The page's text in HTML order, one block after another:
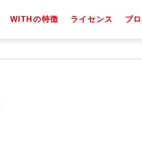
WITHの特徴 ライセンス ブ